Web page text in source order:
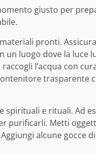
giusto per
pronti.
un luogo dove la luce
l’acqua con
trasparente
spirituali e rituali. Ad
purificarli. Metti
Aggiungi alcune gocce